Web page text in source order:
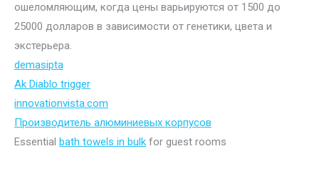
ошеломляющим, когда цены варьируются от 1500 до
25000 долларов в зависимости от генетики, цвета и
экстерьера.
demasipta
Ak Diablo trigger
innovationvista.com
Производитель алюминиевых корпусов
Essential bath towels in bulk for guest rooms